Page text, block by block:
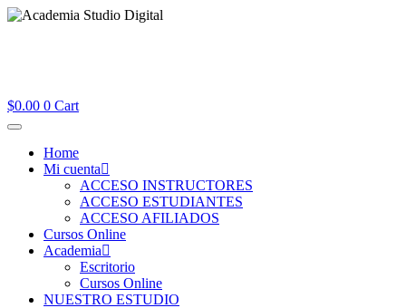
$0.00 0 Cart
Home
Mi cuenta
ACCESO INSTRUCTORES
ACCESO ESTUDIANTES
ACCESO AFILIADOS
Cursos Online
Academia
Escritorio
Cursos Online
NUESTRO ESTUDIO